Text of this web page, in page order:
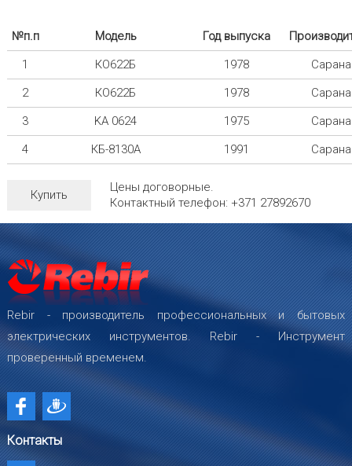
№п.п Модель Год выпуска
1
КО622Б 1978
Сарана
2
КО622Б 1978
Сарана
3
KA 0624 1975
Сарана
4
КБ-8130А 1991 Сарана
Купить
Цены договорные.
Контактный телефон: +371 27892670
Rebir - производитель профессиональных и бытовых
электрических инструментов. Rebir - Инструмент
проверенный временем.
Контакты